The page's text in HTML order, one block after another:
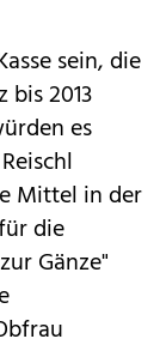
sein, die
2013
es
Mittel in der
die
Gänze"